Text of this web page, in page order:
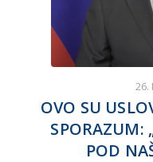
26.
OVO SU
SPORAZUM:
POD